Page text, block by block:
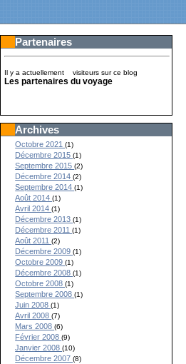
Partenaires
Il y a actuellement visiteurs sur ce blog
Les partenaires du voyage
Archives
Octobre 2021(1)
Décembre 2015(1)
Septembre 2015(2)
Décembre 2014(2)
Septembre 2014(1)
Août 2014(1)
Avril 2014(1)
Décembre 2013(1)
Décembre 2011(1)
Août 2011(2)
Décembre 2009(1)
Octobre 2009(1)
Décembre 2008(1)
Octobre 2008(1)
Septembre 2008(1)
Juin 2008(1)
Avril 2008(7)
Mars 2008(6)
Février 2008(9)
Janvier 2008(10)
Décembre 2007(8)